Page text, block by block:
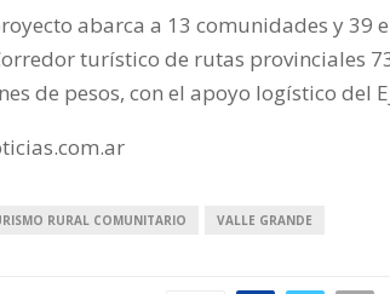
abarca a 13 comunidades y 39
turístico de rutas provinciales
de pesos, con el apoyo logístico del
RURAL COMUNITARIO VALLE GRANDE